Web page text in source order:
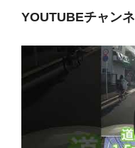
YOUTUBEチャン